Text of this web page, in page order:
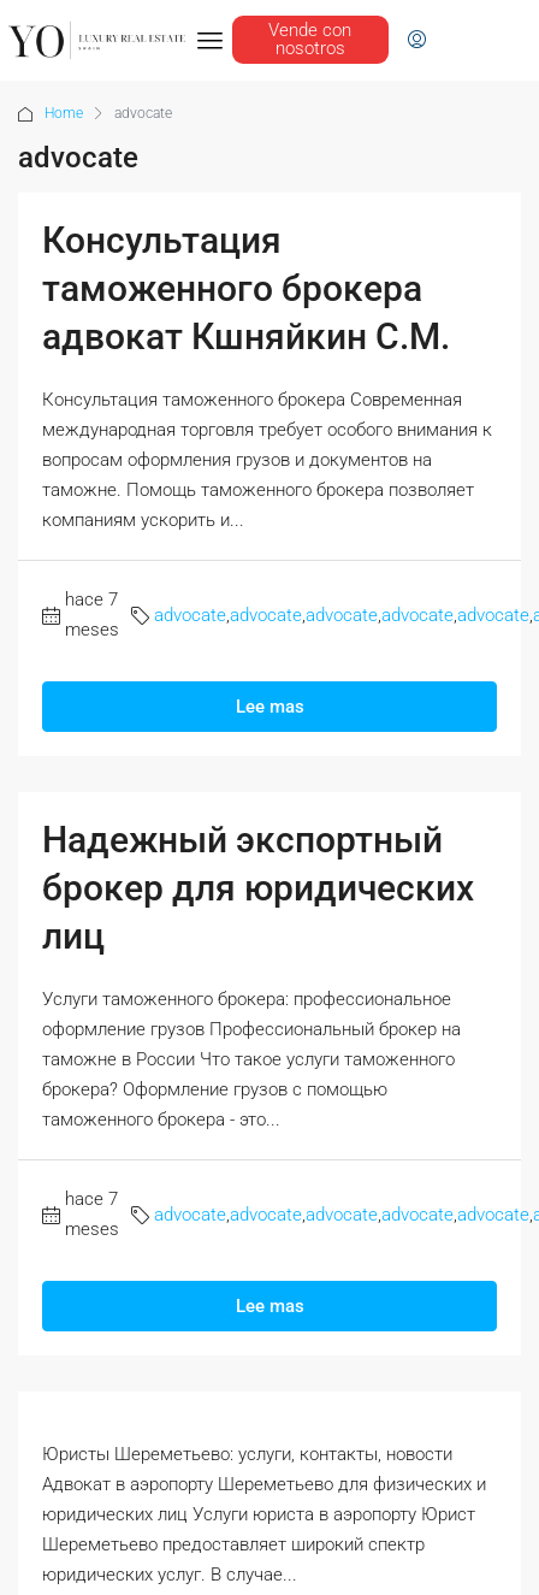
Vende con
nosotros
Home advocate
advocate
Консультация
таможенного брокера
адвокат Кшняйкин С.М.
Консультация таможенного брокера Современная
международная торговля требует особого внимания к
вопросам оформления грузов и документов на
таможне. Помощь таможенного брокера позволяет
компаниям ускорить и...
hace 7
meses
advocateadvocateadvocateadvocateadvocate
Lee mas
Надежный экспортный
брокер для юридических
лиц
Услуги таможенного брокера: профессиональное
оформление грузов Профессиональный брокер на
таможне в России Что такое услуги таможенного
брокера? Оформление грузов с помощью
таможенного брокера - это...
hace 7
meses
advocateadvocateadvocateadvocateadvocate
Lee mas
Юристы Шереметьево: услуги, контакты, новости
Адвокат в аэропорту Шереметьево для физических и
юридических лиц Услуги юриста в аэропорту Юрист
Шереметьево предоставляет широкий спектр
юридических услуг. В случае...